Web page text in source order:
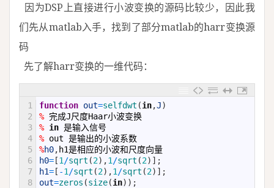
因为DSP上直接进行小波变换的源码比较少，因此我
们先从matlab入手，找到了部分matlab的harr变换源
码
先了解harr变换的一维代码：
1
2
3
4
5
6
7
8
function out=selfdwt (in,J)
% 完成J尺度Haar小波变换
% in 是输入信号
% out 是输出的小波系数
%h0, h1是相应的小波和尺度向量
h0= [1 /sqrt (2) ,1 /sqrt (2) ] ;
h1= [ -1 /sqrt (2) ,1 /sqrt (2) ] ;
out=zeros (size(in) ) ;